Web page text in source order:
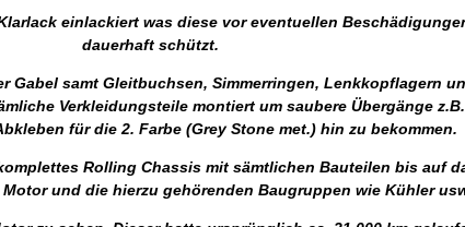
einlackiert was diese vor eventuellen
dauerhaft schützt.
Gabel samt Gleitbuchsen, Simmerringen, Lenkkopflagern
Verkleidungsteile montiert um saubere Übergänge
für die 2. Farbe (Grey Stone met.) hin zu bekommen.
Rolling Chassis mit sämtlichen Bauteilen bis auf
und die hierzu gehörenden Baugruppen wie Kühler